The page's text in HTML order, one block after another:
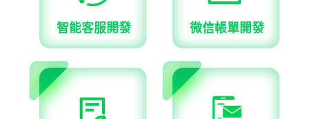
智能客服開發 微信帳單開發